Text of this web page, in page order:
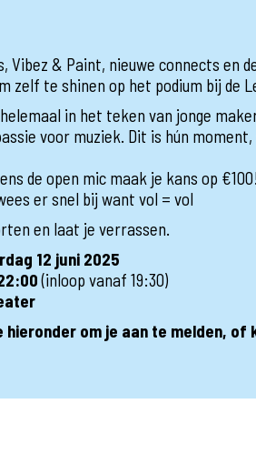
Vibez & Paint, nieuwe connects en
zelf te shinen op het podium bij de
in het teken van jonge
voor muziek. Dit is hún
de open mic maak je kans op
er snel bij want vol = vol
en laat je verrassen.
12 juni 2025
(inloop vanaf 19:30)
hieronder om je aan te melden, of